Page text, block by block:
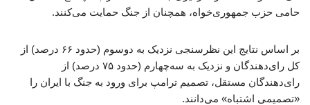
حامی حزب جمهوری‌خواه، همچنان از جنگ حمایت می‌کنند.
بر اساس نتایج این نظرسنجی نزدیک به دوسوم (حدود ۶۶ درصد) از
کل رای‌دهندگان و نزدیک به سه‌چهارم (حدود ۷۵ درصد) از
رای‌دهندگان مستقل، تصمیم ترامپ برای ورود به جنگ با ایران را
«تصمیمی اشتباه» می‌دانند.